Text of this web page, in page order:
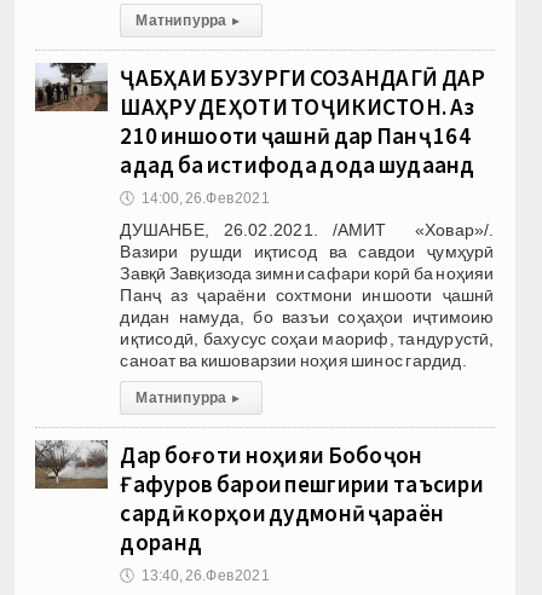
Матни пурра ▸
ҶАБҲАИ БУЗУРГИ СОЗАНДАГӢ ДАР
ШАҲРУ ДЕҲОТИ ТОҶИКИСТОН. Аз
210 иншооти ҷашнӣ дар Панҷ 164
адад ба истифода дода шудаанд
🕔 14:00, 26.Фев 2021
ДУШАНБЕ, 26.02.2021. /АМИТ «Ховар»/.
Вазири рушди иқтисод ва савдои ҷумҳурӣ
Завқӣ Завқизода зимни сафари корӣ ба ноҳияи
Панҷ аз ҷараёни сохтмони иншооти ҷашнӣ
дидан намуда, бо вазъи соҳаҳои иҷтимоию
иқтисодӣ, бахусус соҳаи маориф, тандурустӣ,
саноат ва кишоварзии ноҳия шинос гардид.
Матни пурра ▸
Дар боғоти ноҳияи Бобоҷон
Ғафуров барои пешгирии таъсири
сардӣ корҳои дудмонӣ ҷараён
доранд
🕔 13:40, 26.Фев 2021